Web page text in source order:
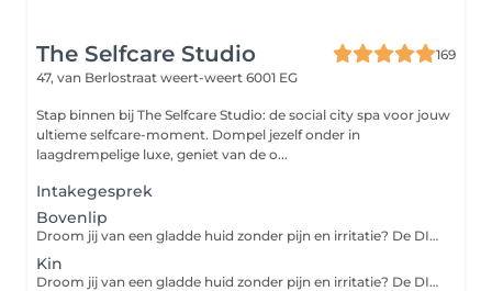
The Selfcare Studio
169
47, van Berlostraat weert-weert 6001 EG
Stap binnen bij The Selfcare Studio: de social city spa voor jouw
ultieme selfcare-moment. Dompel jezelf onder in
laagdrempelige luxe, geniet van de o...
Intakegesprek
Bovenlip
Droom jij van een gladde huid zonder pijn en irritatie? De DIODE ICE LASER gebruikt een laserstraal die diep in de huid doordringt en de haarzakjes doelgericht vernietigt. De behandeling is veilig, pijnloos en snel. Prijzen zijn per sessie. Het aantal benodigde sessies verschilt per type huid. Gemiddeld is dit tussen de 8-14 sessies. Kijk voor contra-indicaties, voor- en nazorg op onze website.
Kin
Droom jij van een gladde huid zonder pijn en irritatie? De DIODE ICE LASER gebruikt een laserstraal die diep in de huid doordringt en de haarzakjes doelgericht vernietigt. De behandeling is veilig, pijnloos en snel. Prijzen zijn per sessie. Het aantal benodigde sessies verschilt per type huid. Gemiddeld is dit tussen de 8-14 sessies. Kijk voor contra-indicaties, voor- en nazorg op onze website.